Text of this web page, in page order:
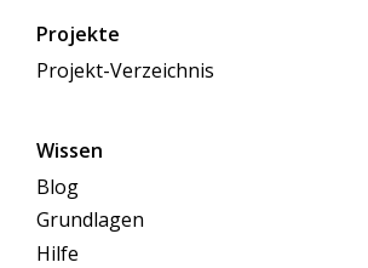
Projekte
Projekt-Verzeichnis
Wissen
Blog
Grundlagen
Hilfe